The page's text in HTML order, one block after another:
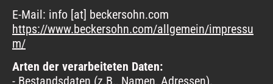
E-Mail: info [at] beckersohn.com
https://www.beckersohn.com/allgemein/impressu
m/
Arten der verarbeiteten Daten:
- Bestandsdaten (z.B., Namen, Adressen).